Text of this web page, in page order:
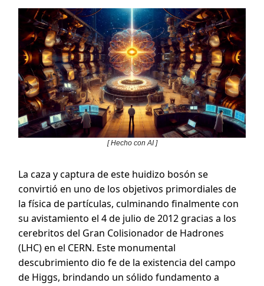
[ Hecho con AI ]
La caza y captura de este huidizo bosón se
convirtió en uno de los objetivos primordiales de
la física de partículas, culminando finalmente con
su avistamiento el 4 de julio de 2012 gracias a los
cerebritos del Gran Colisionador de Hadrones
(LHC) en el CERN. Este monumental
descubrimiento dio fe de la existencia del campo
de Higgs, brindando un sólido fundamento a